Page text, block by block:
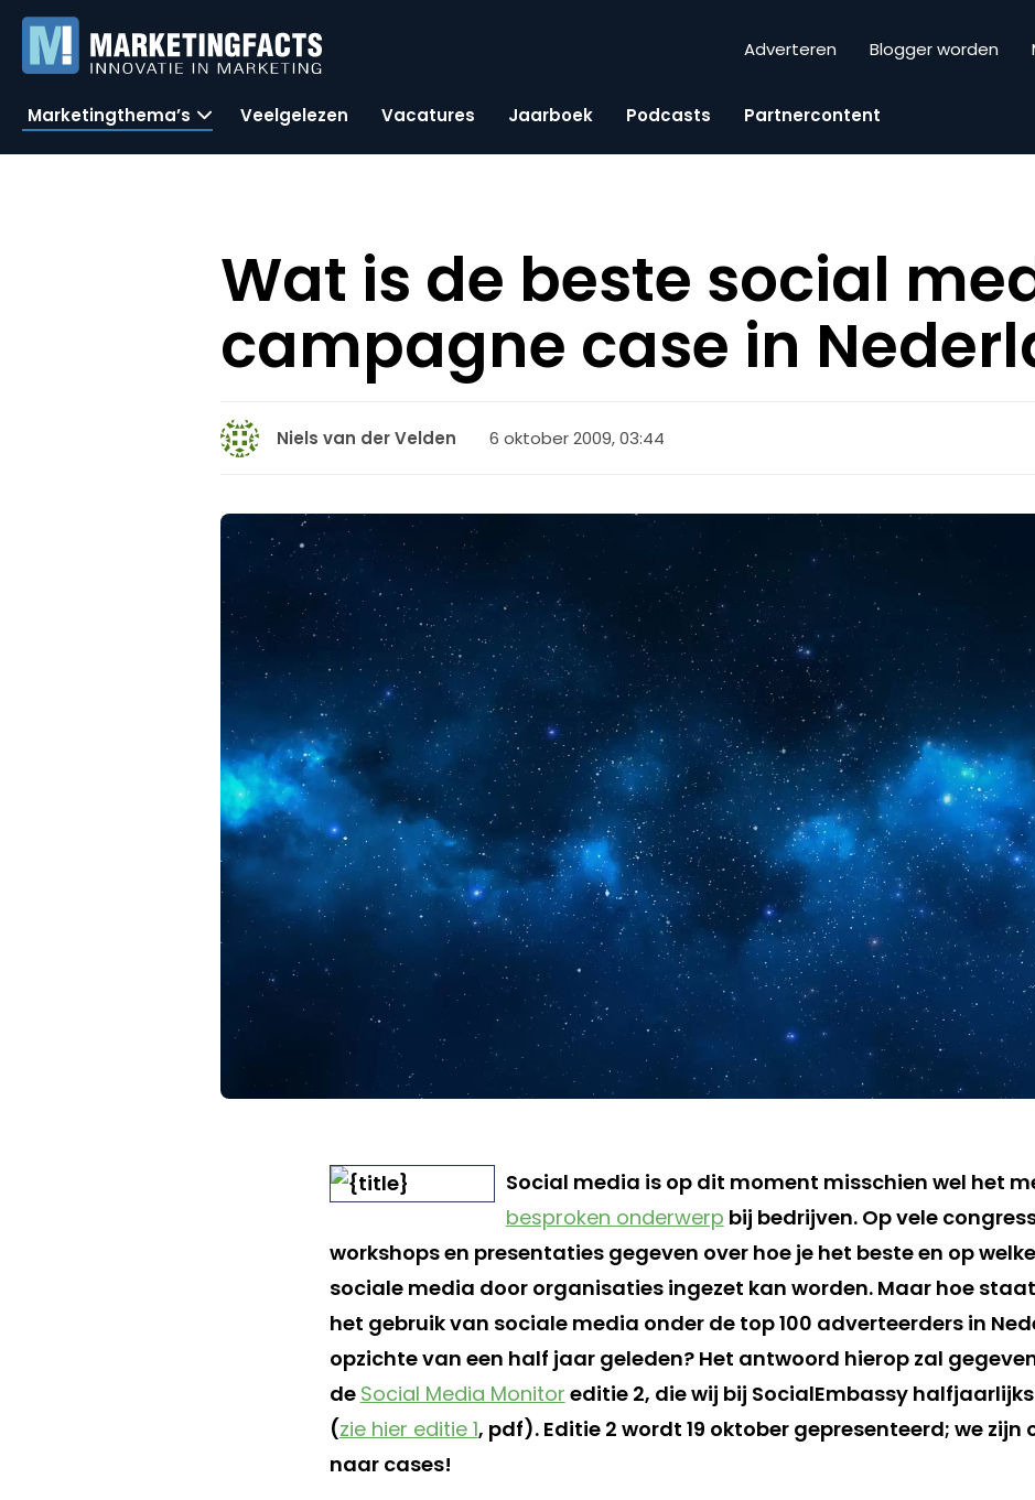
Adverteren Blogger worden
Marketingthema’s Veelgelezen Vacatures Jaarboek Podcasts Partnercontent
Wat is de beste social
campagne case in
Niels van der Velden 6 oktober 2009, 03:44
Social media is op dit moment misschien wel het
besproken onderwerp bij bedrijven. Op vele
workshops en presentaties gegeven over hoe je het beste en op
sociale media door organisaties ingezet kan worden. Maar hoe
het gebruik van sociale media onder de top 100 adverteerders in
opzichte van een half jaar geleden? Het antwoord hierop zal
de Social Media Monitor editie 2, die wij bij SocialEmbassy
(zie hier editie 1, pdf). Editie 2 wordt 19 oktober gepresenteerd; we zijn
naar cases!